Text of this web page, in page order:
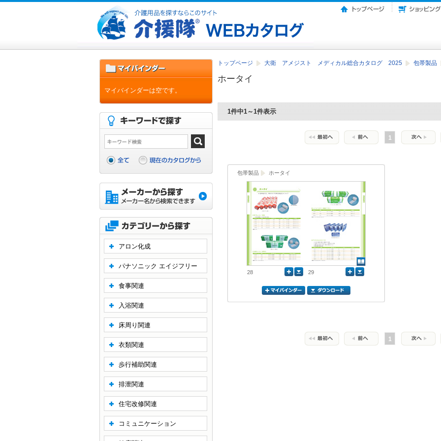
トップページ 大衛 アメジスト メディカル総合カタログ 2025 包帯製品
ホータイ
1件中1～1件表示
1
包帯製品 ホータイ
28 29
1
マイバインダーは空です。
アロン化成
パナソニック エイジフリー
食事関連
入浴関連
床周り関連
衣類関連
歩行補助関連
排泄関連
住宅改修関連
コミュニケーション